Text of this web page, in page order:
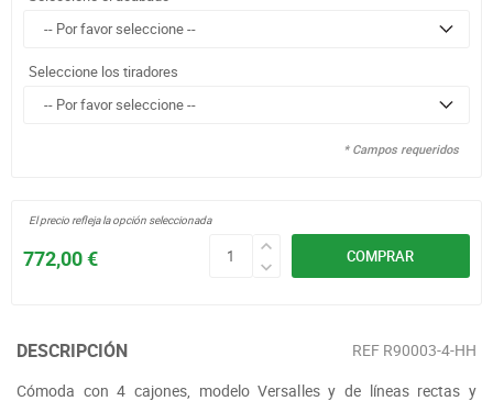
Seleccione los tiradores
* Campos requeridos
COMPRAR
772,00 €
El precio refleja la opción seleccionada
DESCRIPCIÓN REF R90003-4-HH
Cómoda con 4 cajones, modelo Versalles y de líneas rectas y